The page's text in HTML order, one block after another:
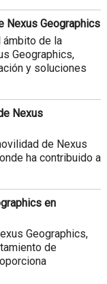
Nexus Geographics
de la
Geographics,
y soluciones
Nexus
de Nexus
ha contribuido a
en
Geographics,
de